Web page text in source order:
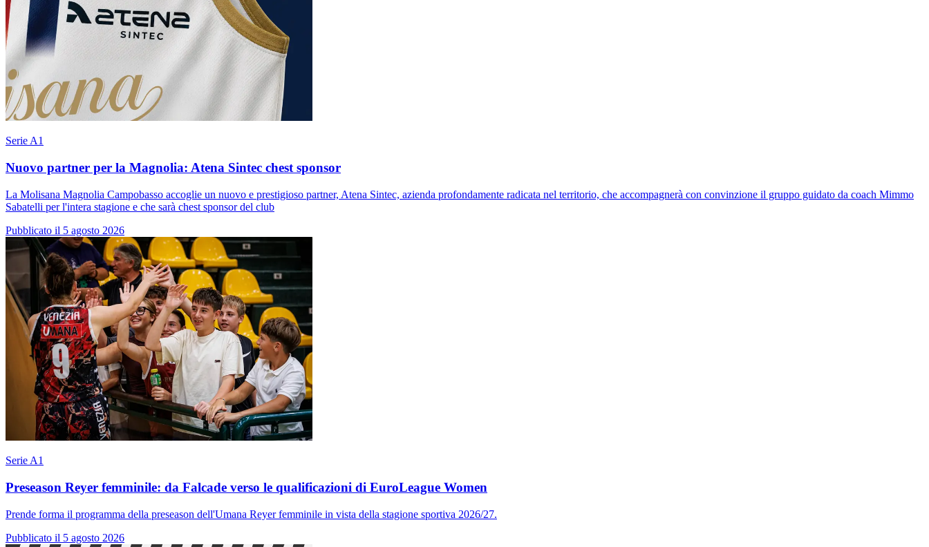
Serie A1
Nuovo partner per la Magnolia: Atena Sintec chest sponsor
La Molisana Magnolia Campobasso accoglie un nuovo e prestigioso partner, Atena Sintec, azienda profondamente radicata nel territorio, che accompagnerà con convinzione il gruppo guidato da coach Mimmo
Sabatelli per l'intera stagione e che sarà chest sponsor del club
Pubblicato il 5 agosto 2026
Serie A1
Preseason Reyer femminile: da Falcade verso le qualificazioni di EuroLeague Women
Prende forma il programma della preseason dell'Umana Reyer femminile in vista della stagione sportiva 2026/27.
Pubblicato il 5 agosto 2026